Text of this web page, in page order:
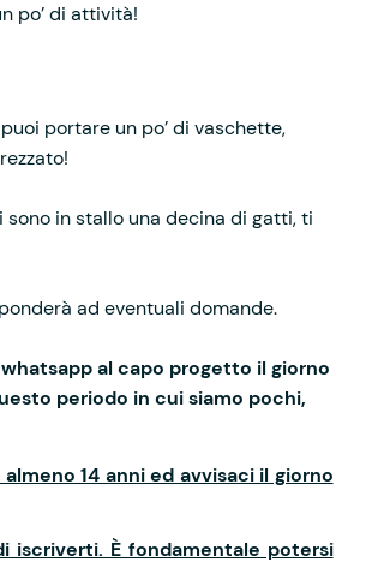
po’ di attività!
portare un po’ di vaschette,
in stallo una decina di gatti, ti
ad eventuali domande.
al capo progetto il giorno
periodo in cui siamo pochi,
14 anni ed avvisaci il giorno
iscriverti. È fondamentale potersi